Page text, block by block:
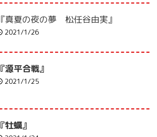
『真夏の夜の夢 松任谷由実』
2021/1/26
『源平合戦』
2021/1/25
『牡蠣』